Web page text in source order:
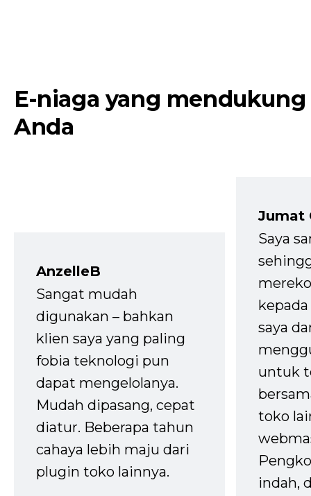
E-niaga yang mendukung
Anda
AnzelleB
Sangat mudah
digunakan – bahkan
klien saya yang paling
fobia teknologi pun
dapat mengelolanya.
Mudah dipasang, cepat
diatur. Beberapa tahun
cahaya lebih maju dari
plugin toko lainnya.
Jumat
Saya
saya
untuk
toko
indah,